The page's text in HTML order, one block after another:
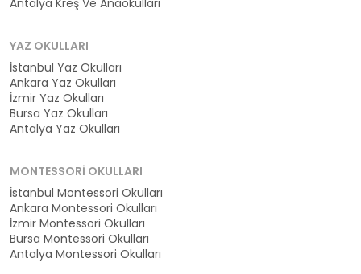
Antalya Kreş Ve Anaokulları
YAZ OKULLARI
İstanbul Yaz Okulları
Ankara Yaz Okulları
İzmir Yaz Okulları
Bursa Yaz Okulları
Antalya Yaz Okulları
MONTESSORI OKULLARI
İstanbul Montessori Okulları
Ankara Montessori Okulları
İzmir Montessori Okulları
Bursa Montessori Okulları
Antalya Montessori Okulları